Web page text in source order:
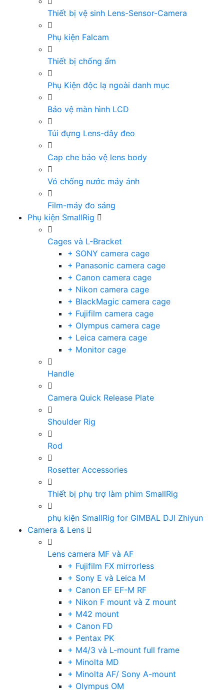
Thiết bị vệ sinh Lens-Sensor-Camera
Phụ kiện Falcam
Thiết bị chống ẩm
Phụ Kiện độc lạ ngoài danh mục
Bảo vệ màn hình LCD
Túi đựng Lens-dây đeo
Cap che bảo vệ lens body
Vỏ chống nước máy ảnh
Film-máy đo sáng
Phụ kiện SmallRig
Cages và L-Bracket
+ SONY camera cage
+ Panasonic camera cage
+ Canon camera cage
+ Nikon camera cage
+ BlackMagic camera cage
+ Fujifilm camera cage
+ Olympus camera cage
+ Leica camera cage
+ Monitor cage
Handle
Camera Quick Release Plate
Shoulder Rig
Rod
Rosetter Accessories
Thiết bị phụ trợ làm phim SmallRig
phụ kiện SmallRig for GIMBAL DJI Zhiyun
Camera & Lens
Lens camera MF và AF
+ Fujifilm FX mirrorless
+ Sony E và Leica M
+ Canon EF EF-M RF
+ Nikon F mount và Z mount
+ M42 mount
+ Canon FD
+ Pentax PK
+ M4/3 và L-mount full frame
+ Minolta MD
+ Minolta AF/ Sony A-mount
+ Olympus OM